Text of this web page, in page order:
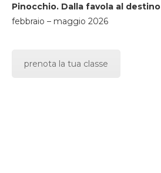
Pinocchio. Dalla favola al destino
febbraio – maggio 2026
prenota la tua classe